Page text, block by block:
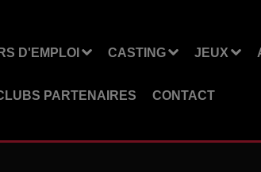
D'EMPLOI CASTING JEUX
PARTENAIRES CONTACT